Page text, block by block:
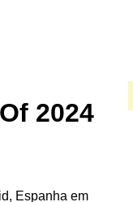
2024
Espanha em